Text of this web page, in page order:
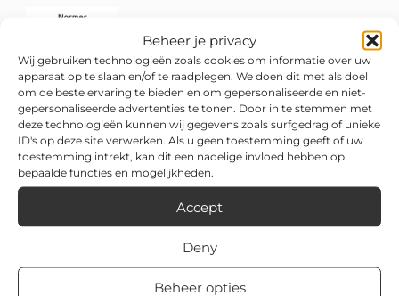
Beheer je privacy
Wij gebruiken technologieën zoals cookies om informatie over uw
apparaat op te slaan en/of te raadplegen. We doen dit met als doel
om de beste ervaring te bieden en om gepersonaliseerde en niet-
gepersonaliseerde advertenties te tonen. Door in te stemmen met
deze technologieën kunnen wij gegevens zoals surfgedrag of unieke
ID's op deze site verwerken. Als u geen toestemming geeft of uw
toestemming intrekt, kan dit een nadelige invloed hebben op
bepaalde functies en mogelijkheden.
Accept
Deny
Beheer opties